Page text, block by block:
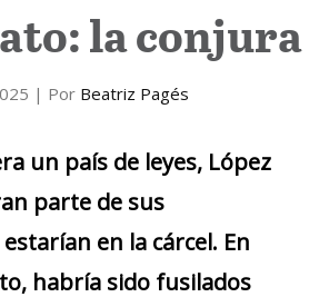
la conjura
| Por Beatriz Pagés
un país de leyes, López
parte de sus
en la cárcel. En
habría sido fusilados